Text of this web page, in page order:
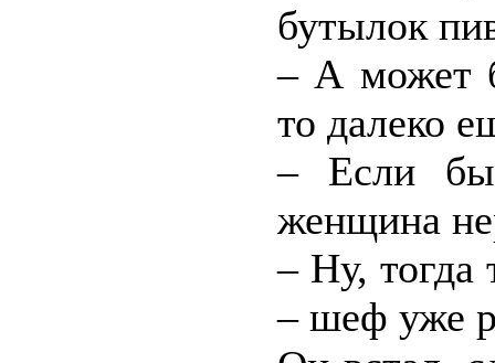
бутылок
– А может
то далеко
– Если бы
женщина
– Ну, тогда
– шеф уже